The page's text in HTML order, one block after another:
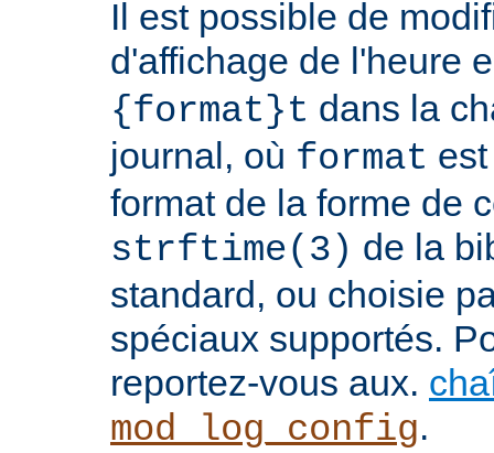
Il est possible de
d'affichage de l'heure
{format}t dans la
journal, où format
format de la forme de
strftime(3) de la
standard, ou choisie
spéciaux supportés.
reportez-vous aux.
mod_log_config.